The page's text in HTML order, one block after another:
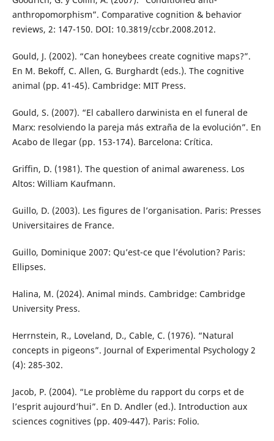
anthropomorphism”. Comparative cognition & behavior
reviews, 2: 147-150. DOI: 10.3819/ccbr.2008.2012.
Gould, J. (2002). “Can honeybees create cognitive maps?”.
En M. Bekoff, C. Allen, G. Burghardt (eds.). The cognitive
animal (pp. 41-45). Cambridge: MIT Press.
Gould, S. (2007). “El caballero darwinista en el funeral de
Marx: resolviendo la pareja más extraña de la evolución”. En
Acabo de llegar (pp. 153-174). Barcelona: Crítica.
Griffin, D. (1981). The question of animal awareness. Los
Altos: William Kaufmann.
Guillo, D. (2003). Les figures de l’organisation. Paris: Presses
Universitaires de France.
Guillo, Dominique 2007: Qu’est-ce que l’évolution? Paris:
Ellipses.
Halina, M. (2024). Animal minds. Cambridge: Cambridge
University Press.
Herrnstein, R., Loveland, D., Cable, C. (1976). “Natural
concepts in pigeons”. Journal of Experimental Psychology 2
(4): 285-302.
Jacob, P. (2004). “Le problème du rapport du corps et de
l’esprit aujourd’hui”. En D. Andler (ed.). Introduction aux
sciences cognitives (pp. 409-447). Paris: Folio.